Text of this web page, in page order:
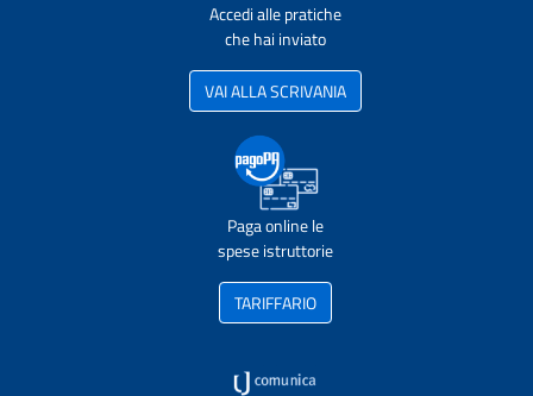
Accedi alle pratiche
che hai inviato
VAI ALLA SCRIVANIA
Paga online le
spese istruttorie
TARIFFARIO